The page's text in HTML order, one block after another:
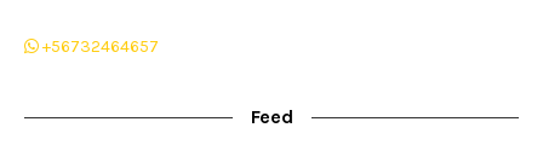
+56732464657
Feed